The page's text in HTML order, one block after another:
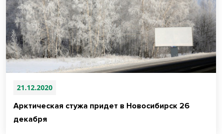
21.12.2020
Арктическая стужа придет в Новосибирск 26
декабря